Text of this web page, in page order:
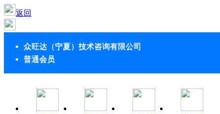
返回
众旺达（宁夏）技术咨询有限公司
普通会员